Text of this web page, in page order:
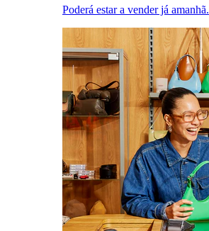
Poderá estar a vender já amanhã.